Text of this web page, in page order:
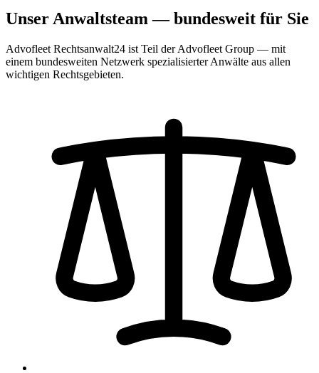
Unser Anwaltsteam — bundesweit für Sie
Advofleet Rechtsanwalt24 ist Teil der Advofleet Group — mit
einem bundesweiten Netzwerk spezialisierter Anwälte aus allen
wichtigen Rechtsgebieten.